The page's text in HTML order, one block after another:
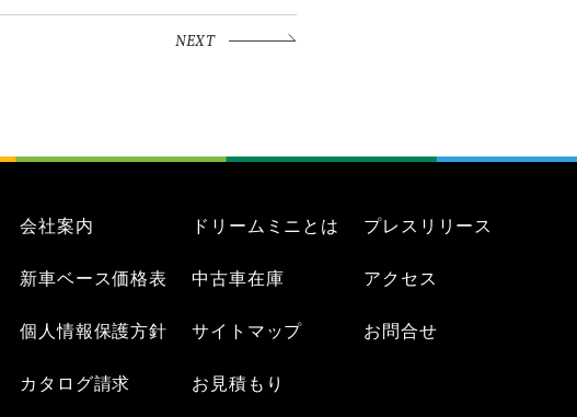
NEXT
会社案内 ドリームミニとは プレスリリース
新車ベース価格表 中古車在庫 アクセス
個人情報保護方針 サイトマップ お問合せ
カタログ請求 お見積もり